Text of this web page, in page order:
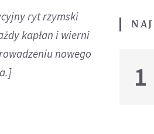
ryt rzymski
kapłan i wierni
nowego
1